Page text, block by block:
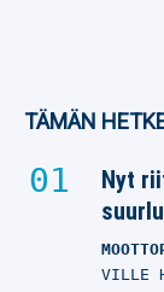
TÄMÄN
Nyt
VILLE